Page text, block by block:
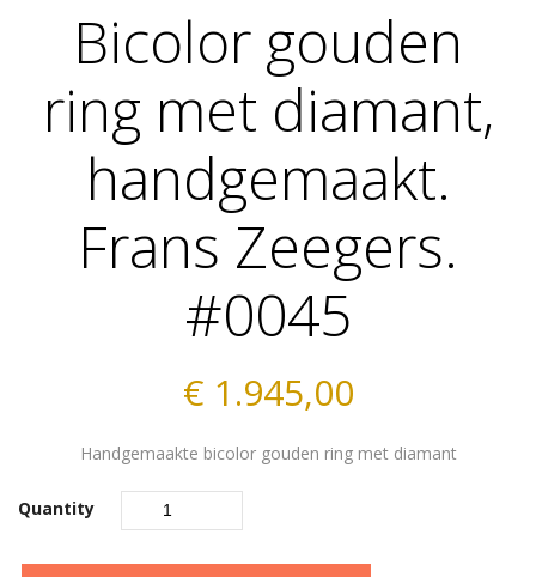
Bicolor gouden
ring met diamant,
handgemaakt.
Frans Zeegers.
#0045
€ 1.945,00
Handgemaakte bicolor gouden ring met diamant
Quantity